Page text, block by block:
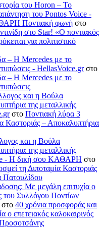
του Horon – Το
του Pontos Voice -
Ποντιακή φωνή στο
στο Star! «Ο ποντιακός
για πολιτιστικό
– Η Mercedes με το
- HellasVoice.grστο
– Η Mercedes με το
και η Βούλα
της μεταλλικής
στο Ποντιακή λύρα 3
Καστοριάς – Αποκαλυπτήρια
και η Βούλα
της μεταλλικής
- H δική σου ΚΑΘΑΡΗ στο
τη Διποταμία Καστοριάς
Πατουλίδου
Με μεγάλη επιτυχία ο
του Συλλόγου Ποντίων
στο 40 χρόνια προσφοράς και
ο επετειακός καλοκαιρινός